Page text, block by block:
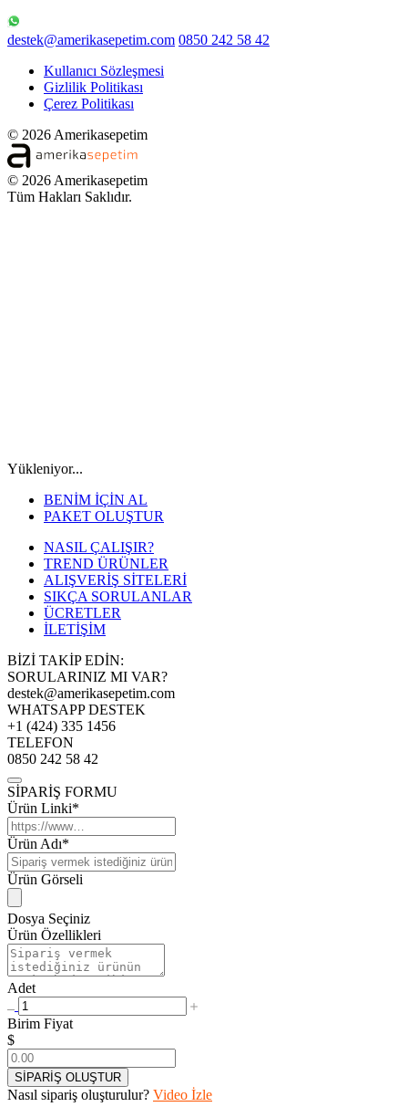
destek@amerikasepetim.com 0850 242 58 42
Kullanıcı Sözleşmesi
Gizlilik Politikası
Çerez Politikası
© 2026 Amerikasepetim
© 2026 Amerikasepetim
Tüm Hakları Saklıdır.
Yükleniyor...
BENİM İÇİN AL
PAKET OLUŞTUR
NASIL ÇALIŞIR?
TREND ÜRÜNLER
ALIŞVERİŞ SİTELERİ
SIKÇA SORULANLAR
ÜCRETLER
İLETİŞİM
BİZİ TAKİP EDİN:
SORULARINIZ MI VAR?
destek@amerikasepetim.com
WHATSAPP DESTEK
+1 (424) 335 1456
TELEFON
0850 242 58 42
SİPARİŞ FORMU
Ürün Linki*
Ürün Adı*
Ürün Görseli
Dosya Seçiniz
Ürün Özellikleri
Adet
Birim Fiyat
$
SİPARİŞ OLUŞTUR
Nasıl sipariş oluşturulur? Video İzle